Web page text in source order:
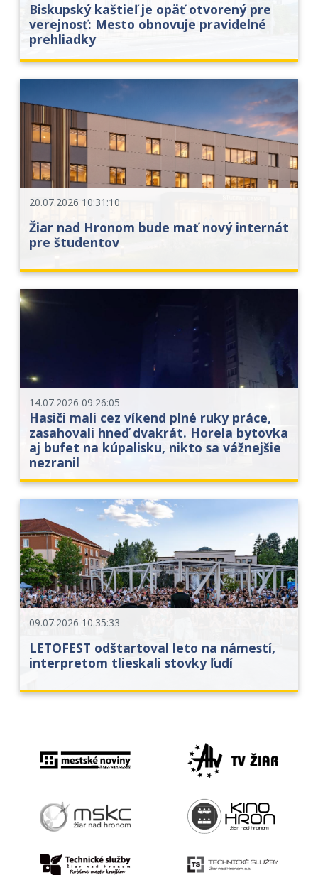
Biskupský kaštieľ je opäť otvorený pre
verejnosť: Mesto obnovuje pravidelné
prehliadky
20.07.2026 10:31:10
Žiar nad Hronom bude mať nový internát
pre študentov
14.07.2026 09:26:05
Hasiči mali cez víkend plné ruky práce,
zasahovali hneď dvakrát. Horela bytovka
aj bufet na kúpalisku, nikto sa vážnejšie
nezranil
09.07.2026 10:35:33
LETOFEST odštartoval leto na námestí,
interpretom tlieskali stovky ľudí